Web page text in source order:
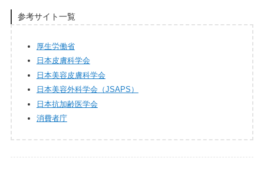
参考サイト一覧
厚生労働省
日本皮膚科学会
日本美容皮膚科学会
日本美容外科学会（JSAPS）
日本抗加齢医学会
消費者庁